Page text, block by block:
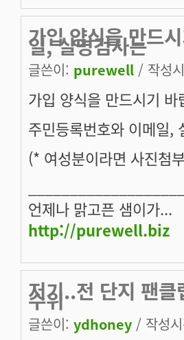
가입 양식을 만드
일, 실명검사는
글쓴이: purewell / 작성
가입 양식을 만드시기 바
주민등록번호와 이메일,
(* 여성분이라면 사진첨
언제나 맑고픈 샘이가...
http://purewell.biz
저기..전 단지 팬
수위
글쓴이: ydhoney / 작성